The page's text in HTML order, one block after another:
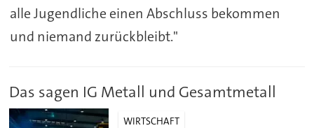
alle Jugendliche einen Abschluss bekommen
und niemand zurückbleibt."
Das sagen IG Metall und Gesamtmetall
WIRTSCHAFT